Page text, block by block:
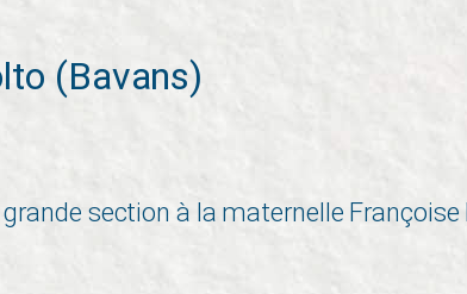
(Bavans)
section à la maternelle Françoise